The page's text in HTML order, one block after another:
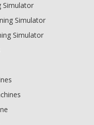
Simulator
Simulator
Simulator